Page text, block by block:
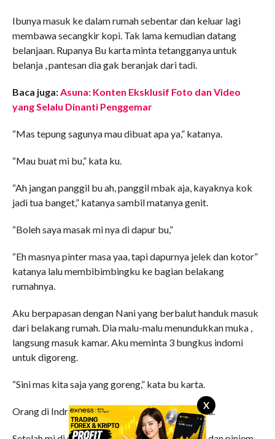
X
Ibunya masuk ke dalam rumah sebentar dan keluar lagi
membawa secangkir kopi. Tak lama kemudian datang
belanjaan. Rupanya Bu karta minta tetangganya untuk
belanja , pantesan dia gak beranjak dari tadi.
Baca juga: Asuna: Konten Eksklusif Foto dan Video
yang Selalu Dinanti Penggemar
“Mas tepung sagunya mau dibuat apa ya,” katanya.
“Mau buat mi bu,” kata ku.
“Ah jangan panggil bu ah, panggil mbak aja, kayaknya kok
jadi tua banget,” katanya sambil matanya genit.
“Boleh saya masak mi nya di dapur bu,”
“Eh masnya pinter masa yaa, tapi dapurnya jelek dan kotor”
katanya lalu membibimbingku ke bagian belakang
rumahnya.
Aku berpapasan dengan Nani yang berbalut handuk masuk
dari belakang rumah. Dia malu-malu menundukkan muka ,
langsung masuk kamar. Aku meminta 3 bungkus indomi
untuk digoreng.
“Sini mas kita saja yang goreng,” kata bu karta.
Orang di Indramayu ini menyebut kita untuk aku.